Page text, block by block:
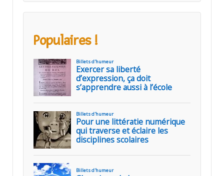
Populaires !